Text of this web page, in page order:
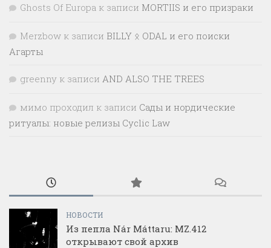
Ghosts Of Europa к записи MORTIIS и его призраки
Merzbow к записи BILLY ᛟ ODAL и его поиски
Агарты
greenny к записи AND ALSO THE TREES
мимо проходил к записи Сады и нордические
ритуалы: новые релизы Cyclic Law
НОВОСТИ
Из пепла Nár Máttaru: MZ.412
открывают свой архив